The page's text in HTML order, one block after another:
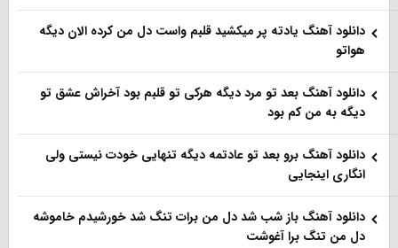
دانلود آهنگ یادته پر میکشید قلبم واست دل من کرده الان دیگه
هواتو
دانلود آهنگ بعد تو مرد دیگه هرکی تو قلبم بود آخراش عشق تو
دیگه به من کم بود
دانلود آهنگ برو بعد تو عادتمه دیگه تنهایی خودت نیستی ولی
انگاری اینجایی
دانلود آهنگ باز شب شد دل من برات تنگ شد خورشیدم خاموشه
دل من تنگ برا آغوشت